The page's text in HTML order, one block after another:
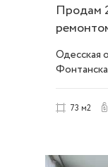
Продам
Одесская
73 м2